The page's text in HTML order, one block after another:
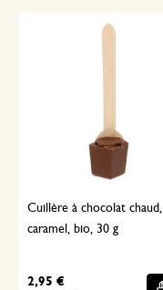
Cuillère à chocolat chaud,
caramel, bio, 30 g
2,95 €